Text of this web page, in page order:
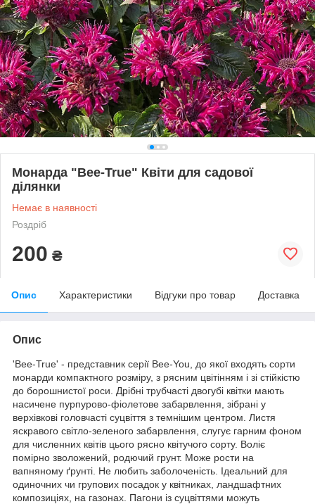
Монарда "Bee-True" Квіти для садової
ділянки
Немає в наявності
Роздріб
200 ₴
Опис Характеристики Відгуки про товар Доставка
Опис
'Bee-True' - представник серії Bee-You, до якої входять сорти
монарди компактного розміру, з рясним цвітінням і зі стійкістю
до борошнистої роси. Дрібні трубчасті двогубі квітки мають
насичене пурпурово-фіолетове забарвлення, зібрані у
верхівкові головчасті суцвіття з темнішим центром. Листя
яскравого світло-зеленого забарвлення, слугує гарним фоном
для численних квітів цього рясно квітучого сорту. Воліє
помірно зволожений, родючий грунт. Може рости на
вапняному ґрунті. Не любить заболоченість. Ідеальний для
одиночних чи групових посадок у квітниках, ландшафтних
композиціях, на газонах. Пагони із суцвіттями можуть